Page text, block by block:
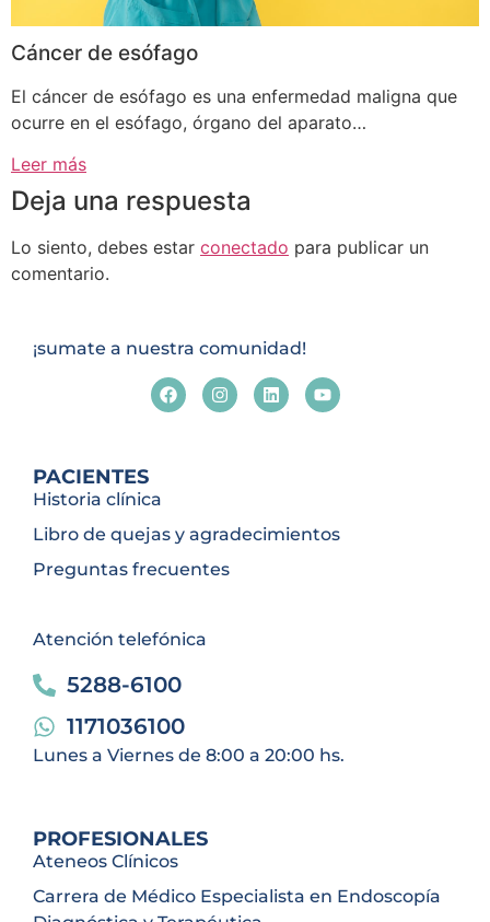
Cáncer de esófago
El cáncer de esófago es una enfermedad maligna que
ocurre en el esófago, órgano del aparato…
Leer más
Deja una respuesta
Lo siento, debes estar conectado para publicar un
comentario.
¡sumate a nuestra comunidad!
PACIENTES
Historia clínica
Libro de quejas y agradecimientos
Preguntas frecuentes
Atención telefónica
5288-6100
1171036100
Lunes a Viernes de 8:00 a 20:00 hs.
PROFESIONALES
Ateneos Clínicos
Carrera de Médico Especialista en Endoscopía